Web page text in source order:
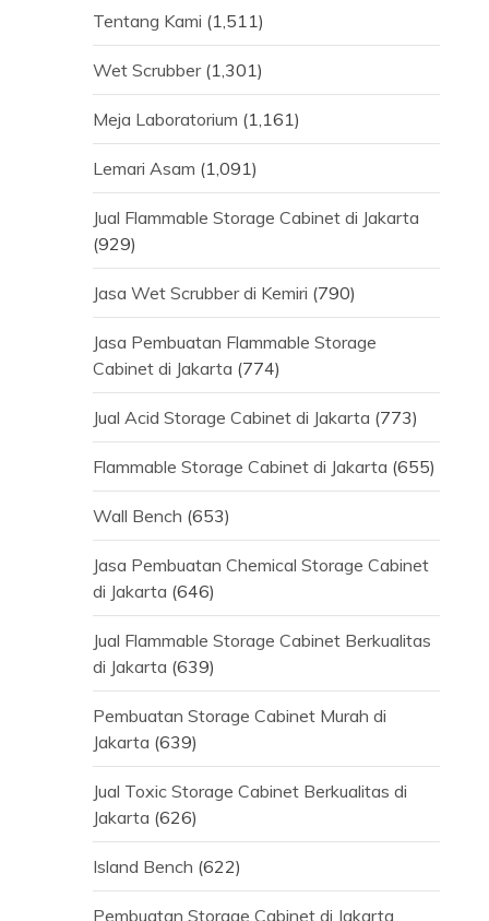
Tentang Kami (1,511)
Wet Scrubber (1,301)
Meja Laboratorium (1,161)
Lemari Asam (1,091)
Jual Flammable Storage Cabinet di Jakarta
(929)
Jasa Wet Scrubber di Kemiri (790)
Jasa Pembuatan Flammable Storage
Cabinet di Jakarta (774)
Jual Acid Storage Cabinet di Jakarta (773)
Flammable Storage Cabinet di Jakarta (655)
Wall Bench (653)
Jasa Pembuatan Chemical Storage Cabinet
di Jakarta (646)
Jual Flammable Storage Cabinet Berkualitas
di Jakarta (639)
Pembuatan Storage Cabinet Murah di
Jakarta (639)
Jual Toxic Storage Cabinet Berkualitas di
Jakarta (626)
Island Bench (622)
Pembuatan Storage Cabinet di Jakarta